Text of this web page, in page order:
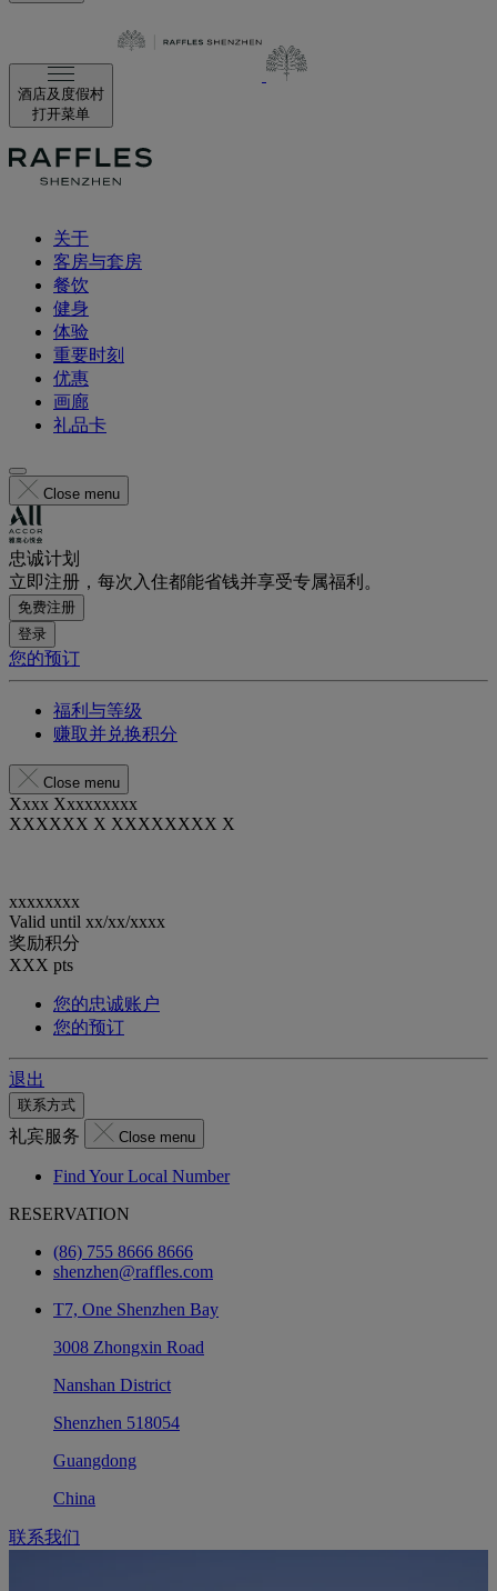
酒店及度假村
打开菜单
关于
客房与套房
餐饮
健身
体验
重要时刻
优惠
画廊
礼品卡
Close menu
忠诚计划
立即注册，每次入住都能省钱并享受专属福利。
免费注册
登录
您的预订
福利与等级
赚取并兑换积分
Close menu
Xxxx Xxxxxxxxx
XXXXXX X XXXXXXXX X
xxxxxxxx
Valid until xx/xx/xxxx
奖励积分
XXX pts
您的忠诚账户
您的预订
退出
联系方式
礼宾服务 Close menu
Find Your Local Number
RESERVATION
(86) 755 8666 8666
shenzhen@raffles.com
T7, One Shenzhen Bay
3008 Zhongxin Road
Nanshan District
Shenzhen 518054
Guangdong
China
联系我们